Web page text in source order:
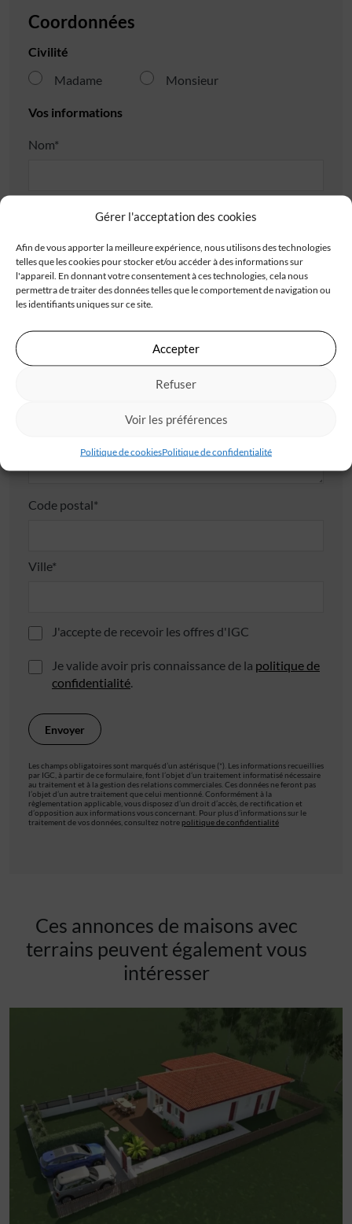
Gérer l'acceptation des cookies
Afin de vous apporter la meilleure expérience, nous utilisons des technologies
telles que les cookies pour stocker et/ou accéder à des informations sur
l'appareil. En donnant votre consentement à ces technologies, cela nous
permettra de traiter des données telles que le comportement de navigation ou
les identifiants uniques sur ce site.
Accepter
Refuser
Voir les préférences
Politique de cookiesPolitique de confidentialité
Coordonnées
Civilité
Madame
Monsieur
Vos informations
Nom*
Téléphone*
E-mail*
Code postal*
Ville*
J'accepte de recevoir les offres d'IGC
Je valide avoir pris connaissance de la politique de
confidentialité.
Les champs obligatoires sont marqués d’un astérisque (*). Les informations recueillies
par IGC, à partir de ce formulaire, font l’objet d’un traitement informatisé nécessaire
au traitement et à la gestion des relations commerciales. Ces données ne feront pas
l’objet d’un autre traitement que celui mentionné. Conformément à la
règlementation applicable, vous disposez d’un droit d’accès, de rectification et
d’opposition aux informations vous concernant. Pour plus d’informations sur le
traitement de vos données, consultez notre politique de confidentialité
Ces annonces de maisons avec
terrains peuvent également vous
intéresser